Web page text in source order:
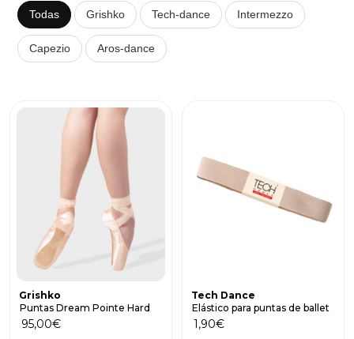
Todas Grishko Tech-dance Intermezzo
Capezio Aros-dance
Grishko
Puntas Dream Pointe Hard
95,00€
Tech Dance
Elástico para puntas de ballet
1,90€